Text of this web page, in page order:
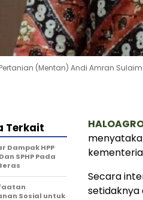
(Mentan) Andi Amran
Secara
Terkait
Dampak HPP
SPHP Pada
Sosial untuk